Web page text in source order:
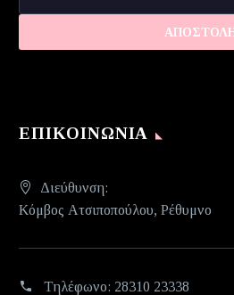
ΕΠΙΚΟΙΝΩΝΊΑ
Διεύθυνση:
Κόμβος Ατσιποπούλου, Ρέθυμνο
Τηλέφωνο: 28310 23338